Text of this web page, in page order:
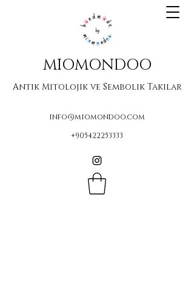
MIOMONDOO
Antik Mitolojik ve Sembolik Takılar
info@miomondoo.com
+905422253333